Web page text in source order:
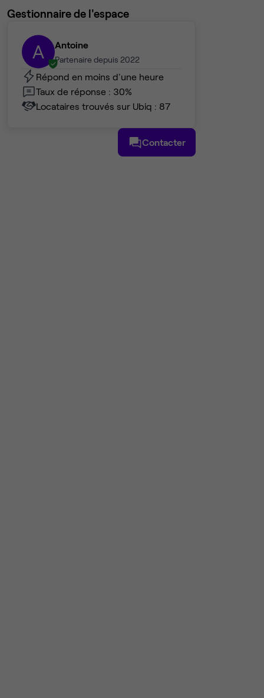
Gestionnaire de l'espace
A Antoine
Partenaire depuis 2022
Répond en moins d'une heure
Taux de réponse : 30%
Locataires trouvés sur Ubiq : 87
Contacter